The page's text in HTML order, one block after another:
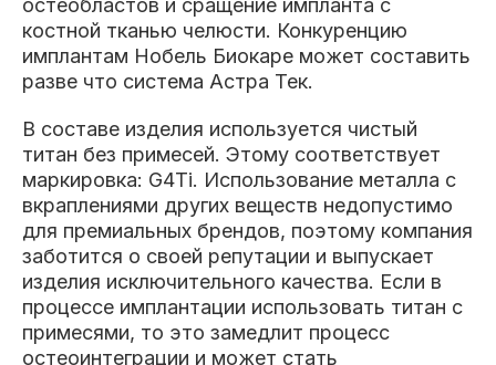
остеобластов и сращение импланта с
костной тканью челюсти. Конкуренцию
имплантам Нобель Биокаре может составить
разве что система Астра Тек.
В составе изделия используется чистый
титан без примесей. Этому соответствует
маркировка: G4Ti. Использование металла с
вкраплениями других веществ недопустимо
для премиальных брендов, поэтому компания
заботится о своей репутации и выпускает
изделия исключительного качества. Если в
процессе имплантации использовать титан с
примесями, то это замедлит процесс
остеоинтеграции и может стать